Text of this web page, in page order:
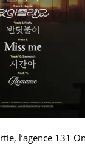
l’agence 131